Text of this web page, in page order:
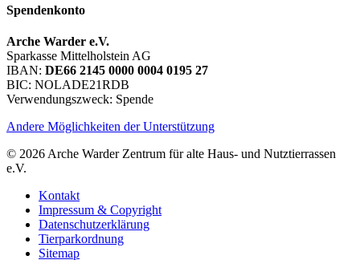
Spendenkonto
Arche Warder e.V.
Sparkasse Mittelholstein AG
IBAN: DE66 2145 0000 0004 0195 27
BIC: NOLADE21RDB
Verwendungszweck: Spende
Andere Möglichkeiten der Unterstützung
© 2026 Arche Warder Zentrum für alte Haus- und Nutztierrassen
e.V.
Kontakt
Impressum & Copyright
Datenschutzerklärung
Tierparkordnung
Sitemap